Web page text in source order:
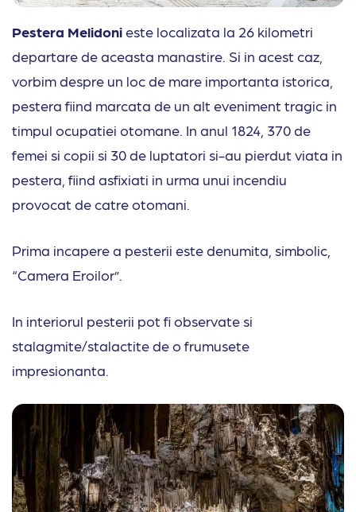
Pestera Melidonieste localizata la 26 kilometri
departare de aceasta manastire. Si in acest caz,
vorbim despre un loc de mare importanta istorica,
pestera fiind marcata de un alt eveniment tragic in
timpul ocupatiei otomane. In anul 1824, 370 de
femei si copii si 30 de luptatori si-au pierdut viata in
pestera, fiind asfixiati in urma unui incendiu
provocat de catre otomani.
Prima incapere a pesterii este denumita, simbolic,
“Camera Eroilor”.
In interiorul pesterii pot fi observate si
stalagmite/stalactite de o frumusete
impresionanta.